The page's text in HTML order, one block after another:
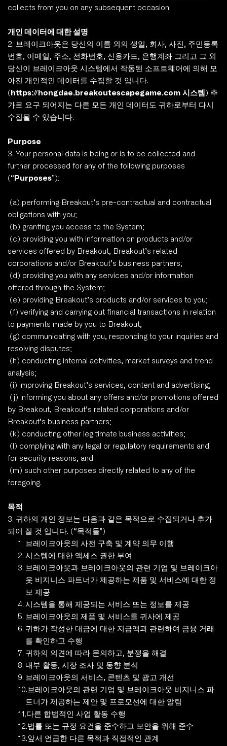
collects from you on any subsequent occasion.
개인 데이터에 대한 설명
2. 브레이크아웃은 당신의 이름 외의 생일, 회사, 사진, 주민등록
번호, 이메일, 주소, 전화번호, 신용카드, 은행계좌 그리고 그 외
당신이 브레이크아웃 시스템에서 작동된 소프트웨어에 의해 모
아진 개인적인 데이터를 수집할 것 입니다.
( https://hongdae.breakoutescapegame.com 시스템 ) 추
가로 요구 되어지는 다른 모든 개인 데이터도 귀하로부터 다시
수집될 수 있습니다.
Purpose
3. Your personal data is being or is to be collected and
further processed for any of the following purposes
(“ Purposes”):
obligations with you;
(b) granting you access to the System;
services offered by Breakout, Breakout’s related
corporations and/or Breakout’s business partners;
offered through the System;
(e) providing Breakout’s products and/or services to you;
to payments made by you to Breakout;
resolving disputes;
analysis;
(i) improving Breakout’s services, content and advertising;
by Breakout, Breakout’s related corporations and/or
Breakout’s business partners;
(k) conducting other legitimate business activities;
for security reasons; and
foregoing.
목적
3. 귀하의 개인 정보는 다음과 같은 목적으로 수집되거나 추가
되어 질 것 입니다. (“목적들")
브레이크아웃의 사전 구축 및 계약 의무 이행
시스템에 대한 액세스 권한 부여
브레이크아웃과 브레이크아웃의 관련 기업 및 브레이크아
웃 비지니스 파트너가 제공하는 제품 및 서비스에 대한 정
보 제공
시스템을 통해 제공되는 서비스 또는 정보를 제공
브레이크아웃의 제품 및 서비스를 귀사에 제공
귀하가 작성한 대금에 대한 지급액과 관련하여 금융 거래
를 확인하고 수행
귀하의 의견에 따라 문의하고, 분쟁을 해결
내부 활동, 시장 조사 및 동향 분석
브레이크아웃의 서비스, 콘텐츠 및 광고 개선
브레이크아웃의 관련 기업 및 브레이크아웃 비지니스 파
트너가 제공하는 제안 및 프로모션에 대한 알림
다른 합법적인 사업 활동 수행
법률 또는 규정 요건을 준수하고 보안을 위해 준수
앞서 언급한 다른 목적과 직접적인 관계